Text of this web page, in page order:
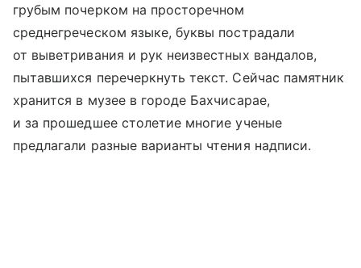
грубым почерком на просторечном
среднегреческом языке, буквы пострадали
от выветривания и рук неизвестных вандалов,
пытавшихся перечеркнуть текст. Сейчас памятник
хранится в музее в городе Бахчисарае,
и за прошедшее столетие многие ученые
предлагали разные варианты чтения надписи.